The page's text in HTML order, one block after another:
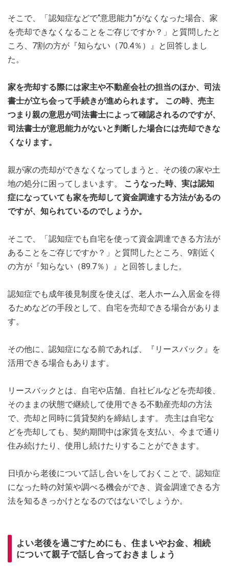
そこで、「認知症などで“意思能力”がなくなった場合、家
を売却できなくなることをご存じですか？」と質問したと
ころ、7割の方が『知らない（70.4％）』と回答しまし
た。
家を売却する際には家主や不動産会社の担当のほか、司法
書士が立ち会って手続きが進められます。 この時、売主
つまり親の意思が司法書士によって確認されるのですが、
司法書士が意思能力がないと判断した場合には売却できな
くなります。
親が家の売却ができなくなってしまうと、その後の家や土
地の処分に困ってしまいます。
こうなった時、実は認知
症になっていても家を売却して資金調達する方法があるの
ですが、知られているのでしょうか。
そこで、「認知症でも自宅を使って資金調達できる方法が
あることをご存じですか？」と質問したところ、9割近く
の方が『知らない（89.7％）』と回答しました。
認知症でも成年後見制度を使えば、老人ホーム入居金を得
るためなどの手段として、自宅を売却できる場合がありま
す。
その他に、認知症になる前であれば、『リースバック』を
活用できる場合もあります。
リースバックとは、自宅や店舗、自社ビルなどを売却後、
そのままの状態で継続して使用できる不動産売却の方法
で、売却と同時に賃貸契約を締結します。 売主は自宅な
どを売却しても、契約期間中は家賃を支払い、今まで通り
住み続けたり、使用し続けたりすることができます。
日頃から老後について話し合いをしておくことで、認知症
になった時の対策や調べる機会ができ、資金調達できる方
法を知るきっかけとなるのではないでしょうか。
よい老後を過ごすためにも、住まいやお金、相続
について親子で話し合っておきましょう